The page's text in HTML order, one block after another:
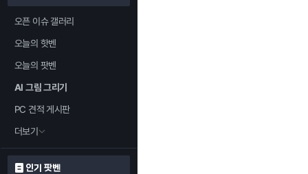
오픈 이슈 갤러리
오늘의 핫벤
오늘의 팟벤
AI 그림 그리기
PC 견적 게시판
더보기
인기 팟벤